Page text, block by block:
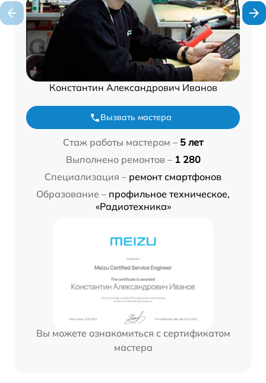
Константин Александрович Иванов
Вызвать мастера
Стаж работы мастером – 5 лет
Выполнено ремонтов – 1 280
Специализация – ремонт смартфонов
Образование – профильное техническое,
«Радиотехника»
Вы можете ознакомиться с сертификатом
мастера